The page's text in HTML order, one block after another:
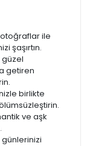
ile
şaşırtın.
güzel
getiren
birlikte
ve aşk